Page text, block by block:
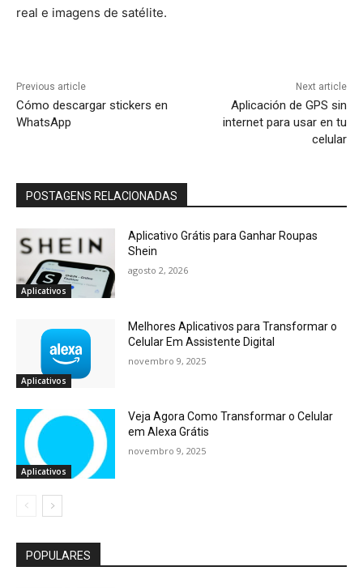
real e imagens de satélite.
Previous article
Cómo descargar stickers en
WhatsApp
Next article
Aplicación de GPS sin
internet para usar en tu
celular
POSTAGENS RELACIONADAS
Aplicativos
Aplicativo Grátis para Ganhar Roupas
Shein
agosto 2, 2026
Aplicativos
Melhores Aplicativos para Transformar o
Celular Em Assistente Digital
novembro 9, 2025
Aplicativos
Veja Agora Como Transformar o Celular
em Alexa Grátis
novembro 9, 2025
POPULARES